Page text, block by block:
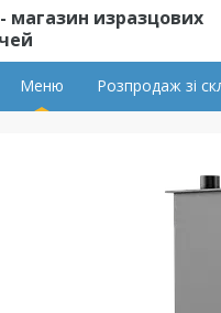
магазин изразцових
Меню Розпродаж зі